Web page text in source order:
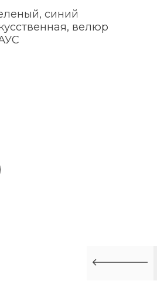
синий
велюр